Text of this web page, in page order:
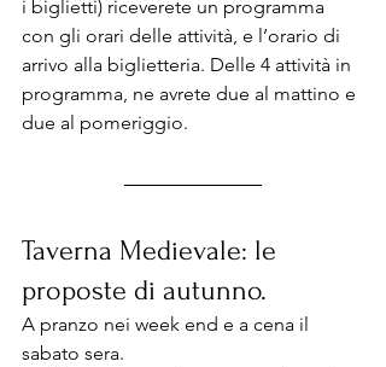
i biglietti) riceverete un programma
con gli orari delle attività, e l’orario di
arrivo alla biglietteria. Delle 4 attività in
programma, ne avrete due al mattino e
due al pomeriggio.
Taverna Medievale: le
proposte di autunno.
A pranzo nei week end e a cena il
sabato sera.